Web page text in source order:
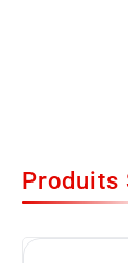
Produits